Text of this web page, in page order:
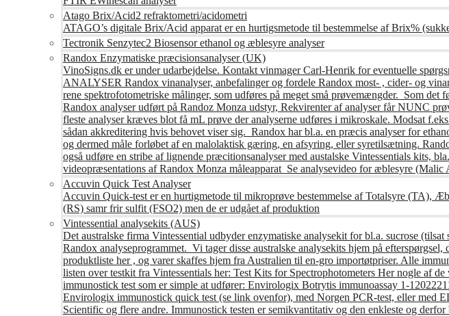
Atago Brix/Acid2 refraktometri/acidometri
ATAGO’s digitale Brix/Acid apparat er en hurtigsmetode til bestemmelse af Brix%
Tectronik Senzytec2 Biosensor ethanol og æblesyre analyser
Randox Enzymatiske præcisionsanalyser (UK)
VinoSigns.dk er under udarbejdelse. Kontakt vinmager Carl-Henrik for eventuelle
ANALYSER Randox vinanalyser, anbefalinger og fordele Randox most- , cider- og
rene spektrofotometriske målinger, som udføres på meget små prøvemængder. Som
Randox analyser udført på Randoz Monza udstyr, Rekvirenter af analyser får NUNC
fleste analyser kræves blot få mL prøve der analyserne udføres i mikroskale. Modsat
sådan akkreditering hvis behovet viser sig. Randox har bl.a. en præcis analyser for
og dermed måle forløbet af en malolaktisk gæring, en afsyring, eller syretilsætning.
også udføre en stribe af lignende præcitionsanalyser med austalske Vintessentials kits,
videopræsentations af Randox Monza måleapparat Se analysevideo for æblesyre
Accuvin Quick Test Analyser
Accuvin Quick-test er en hurtigmetode til mikroprøve bestemmelse af Totalsyre (TA),
(RS) samr frir sulfit (FSO2) men de er udgået af produktion
Vintessential analysekits (AUS)
Det australske firma Vintessential udbyder enzymatiske analysekit for bl.a. sucrose
Randox analyseprogrammet. Vi tager disse australske analysekits hjem på
produktliste her , og varer skaffes hjem fra Australien til en-gro importøtpriser. Alle
listen over testkit fra Vintessentials her: Test Kits for Spectrophotometers Her nogle af
immunostick test som er simple at udfører: Envirologix Botrytis immunoassay 1-
Envirologix immunostick quick test (se link ovenfor), med Norgen PCR-test, eller med
Scientific og flere andre. Immunostick testen er semikvantitativ og den enkleste og